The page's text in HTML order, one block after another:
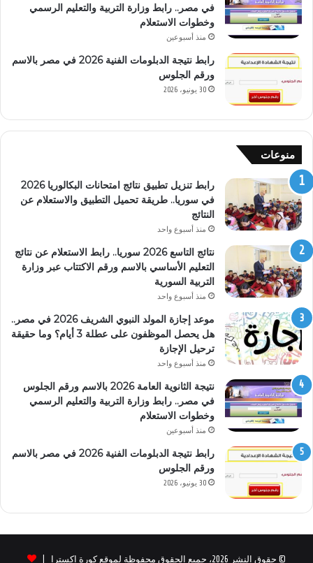
في مصر.. رابط وزارة التربية والتعليم الرسمي
وخطوات الاستعلام
منذ أسبوعين
رابط نتيجة الدبلومات الفنية 2026 في مصر بالاسم
ورقم الجلوس
30 يونيو، 2026
منوعات
رابط تنزيل تطبيق نتائج امتحانات البكالوريا 2026
في سوريا.. طريقة تحميل التطبيق والاستعلام عن
النتائج
منذ أسبوع واحد
نتائج التاسع 2026 سوريا.. رابط الاستعلام عن نتائج
التعليم الأساسي بالاسم ورقم الاكتتاب عبر وزارة
التربية السورية
منذ أسبوع واحد
موعد إجازة المولد النبوي الشريف 2026 في مصر..
هل يحصل الموظفون على عطلة 3 أيام؟ وما حقيقة
ترحيل الإجازة
منذ أسبوع واحد
نتيجة الثانوية العامة 2026 بالاسم ورقم الجلوس
في مصر.. رابط وزارة التربية والتعليم الرسمي
وخطوات الاستعلام
منذ أسبوعين
رابط نتيجة الدبلومات الفنية 2026 في مصر بالاسم
ورقم الجلوس
30 يونيو، 2026
© حقوق النشر 2026، جميع الحقوق محفوظة لموقع كورة اكسترا |